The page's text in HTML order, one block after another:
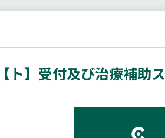
】受付及び治療補助